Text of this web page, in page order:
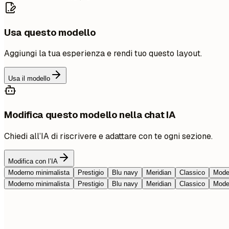
Usa questo modello
Aggiungi la tua esperienza e rendi tuo questo layout.
Usa il modello
Modifica questo modello nella chat IA
Chiedi all’IA di riscrivere e adattare con te ogni sezione.
Modifica con l’IA
Moderno minimalista
Prestigio Blu navy Meridian Classico
Moderno minimalista
Prestigio Blu navy Meridian Classico